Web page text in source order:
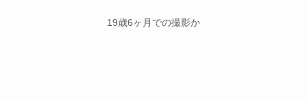
19歳6ヶ月での撮影か